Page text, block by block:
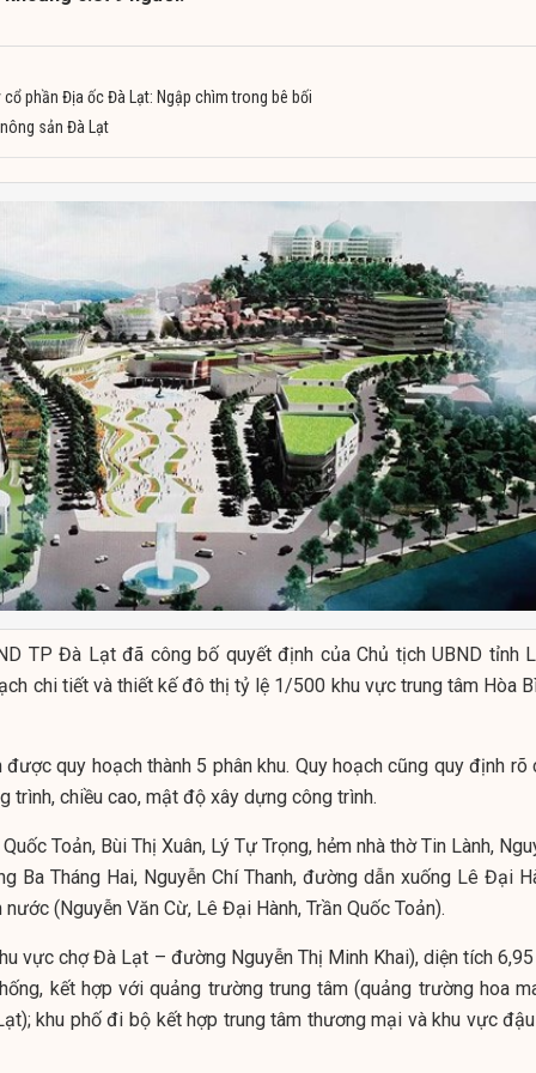
phần Địa ốc Đà Lạt: Ngập chìm trong bê bối
sản Đà Lạt
TP Đà Lạt đã công bố quyết định của Chủ tịch UBND tỉnh
chi tiết và thiết kế đô thị tỷ lệ 1/500 khu vực trung tâm Hòa
được quy hoạch thành 5 phân khu. Quy hoạch cũng quy định rõ
trình, chiều cao, mật độ xây dựng công trình.
Toản, Bùi Thị Xuân, Lý Tự Trọng, hẻm nhà thờ Tin Lành,
Ba Tháng Hai, Nguyễn Chí Thanh, đường dẫn xuống Lê Đại
(Nguyễn Văn Cừ, Lê Đại Hành, Trần Quốc Toản).
vực chợ Đà Lạt – đường Nguyễn Thị Minh Khai), diện tích 6,95
kết hợp với quảng trường trung tâm (quảng trường hoa
khu phố đi bộ kết hợp trung tâm thương mại và khu vực